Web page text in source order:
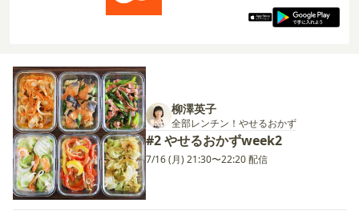
柳澤英子
全部レンチン！やせるおかず
#2 やせるおかずweek2
7/16 (月) 21:30〜22:20 配信